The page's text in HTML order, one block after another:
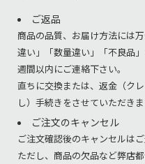
ご返品
商品の品質、お届け方法には
違い」「数量違い」「不良品
週間以内にご連絡下さい。
直ちに交換または、返金（ク
し）手続きをさせていただきま
ご注文のキャンセル
ご注文確認後のキャンセルはご
ただし、商品の欠品など弊店